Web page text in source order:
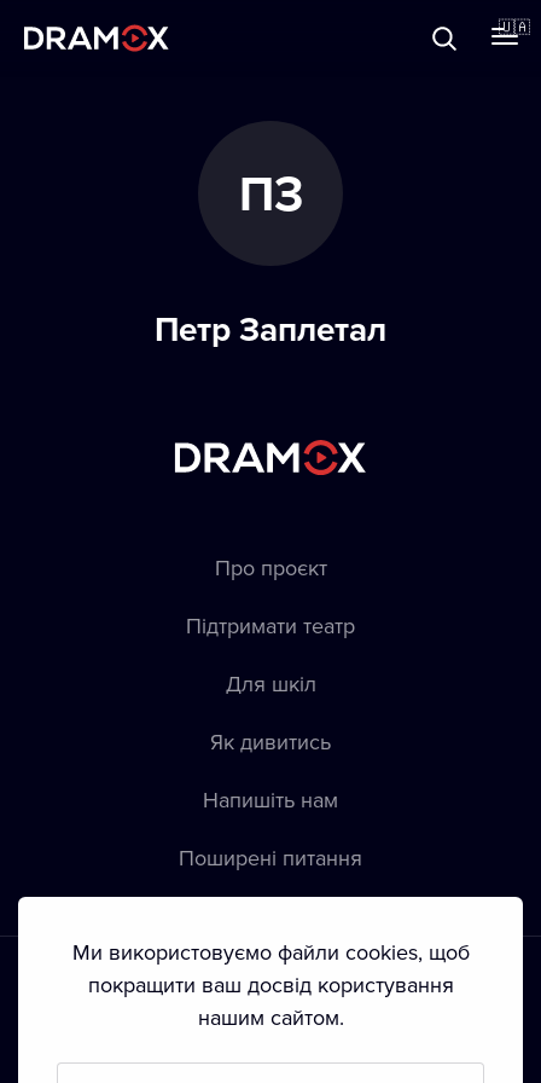
🇺🇦
Зареєструватися
ПЗ
Петр Заплетал
Про проєкт
Підтримати театр
Для шкіл
Як дивитись
Напишіть нам
Пoширені питання
Положення й умови • Конфіденційність • Автoрські права
Ми використовуємо файли cookies, щоб
покращити ваш досвід користування
нашим сайтом.